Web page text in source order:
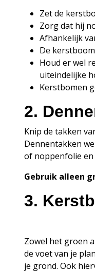
Zet de
Zorg dat hij
Afhankelijk
De
Houd er wel
uiteindelijke
Kerstbomen
2.
Knip de takken
Dennentakken
of noppenfolie
Gebruik alleen
3.
Zowel het groen
de voet van je
je grond. Ook